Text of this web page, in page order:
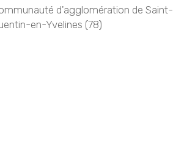
d'agglomération de Saint-
en-Yvelines (78)